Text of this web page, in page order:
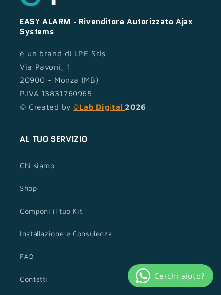
EASY ALARM - Rivenditore Autorizzato Ajax
Systems
è un brand di LPE Srls
Via Pavoni, 1
20900 - Monza (MB)
P.IVA 13831760965
© Created by ©Lab Digital 2026
AL TUO SERVIZIO
Chi siamo
Shop
Componi il tuo Kit
Installazione e Consulenza
FAQ
Contatti